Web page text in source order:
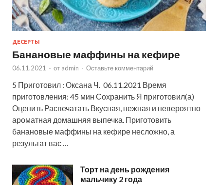
ДЕСЕРТЫ
Банановые маффины на кефире
06.11.2021 - от admin - Оставьте комментарий
5 Приготовил : Оксана Ч. 06.11.2021 Время
приготовления: 45 мин Сохранить Я приготовил(а)
Оценить Распечатать Вкусная, нежная и невероятно
ароматная домашняя выпечка. Приготовить
банановые маффины на кефире несложно, а
результат вас …
Торт на день рождения
мальчику 2 года